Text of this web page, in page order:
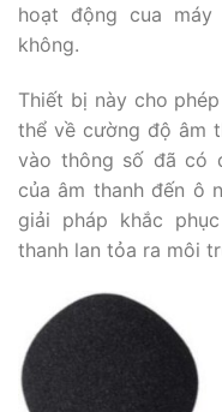
hoạt động cua
không.
Thiết bị này cho
thể về cường độ âm
vào thông số đã có
của âm thanh đến ô
giải pháp khắc
thanh lan tỏa ra môi